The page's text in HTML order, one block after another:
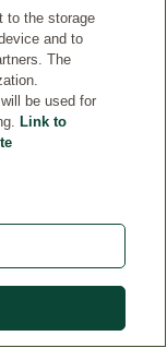
to the storage
and to
The
be used for
Link to